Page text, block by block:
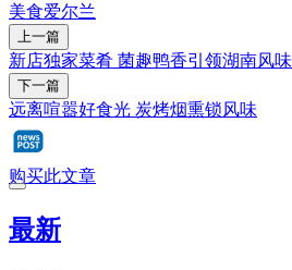
美食爱尔兰
上一篇
新店独家菜肴 菌趣鸭香引领湖南风味
下一篇
远离喧嚣好食光 炭烤烟熏锁风味
购买此文章
最新